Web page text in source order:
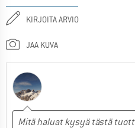
KIRJOITA ARVIO
JAA KUVA